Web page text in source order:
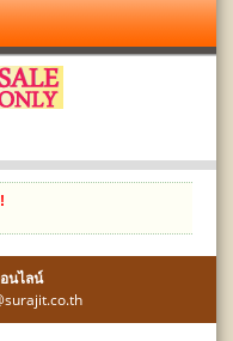
นไลน์